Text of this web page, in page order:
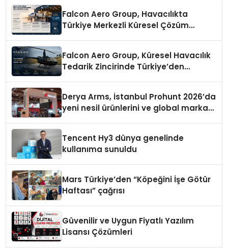
Falcon Aero Group, Havacılıkta
Türkiye Merkezli Küresel Çözüm
Falcon Aero Group, Küresel Havacılık
Tedarik Zincirinde Türkiye’den
Derya Arms, İstanbul Prohunt 2026’da
yeni nesil ürünlerini ve global marka
Tencent Hy3 dünya genelinde
kullanıma sunuldu
Mars Türkiye’den “Köpeğini İşe Götür
Haftası” çağrısı
Güvenilir ve Uygun Fiyatlı Yazılım
Lisansı Çözümleri